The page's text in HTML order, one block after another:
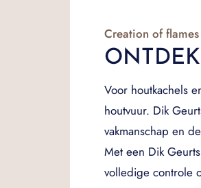
Creation of flames
Voor houtkachels
houtvuur. Dik
vakmanschap en
Met een Dik
volledige controle